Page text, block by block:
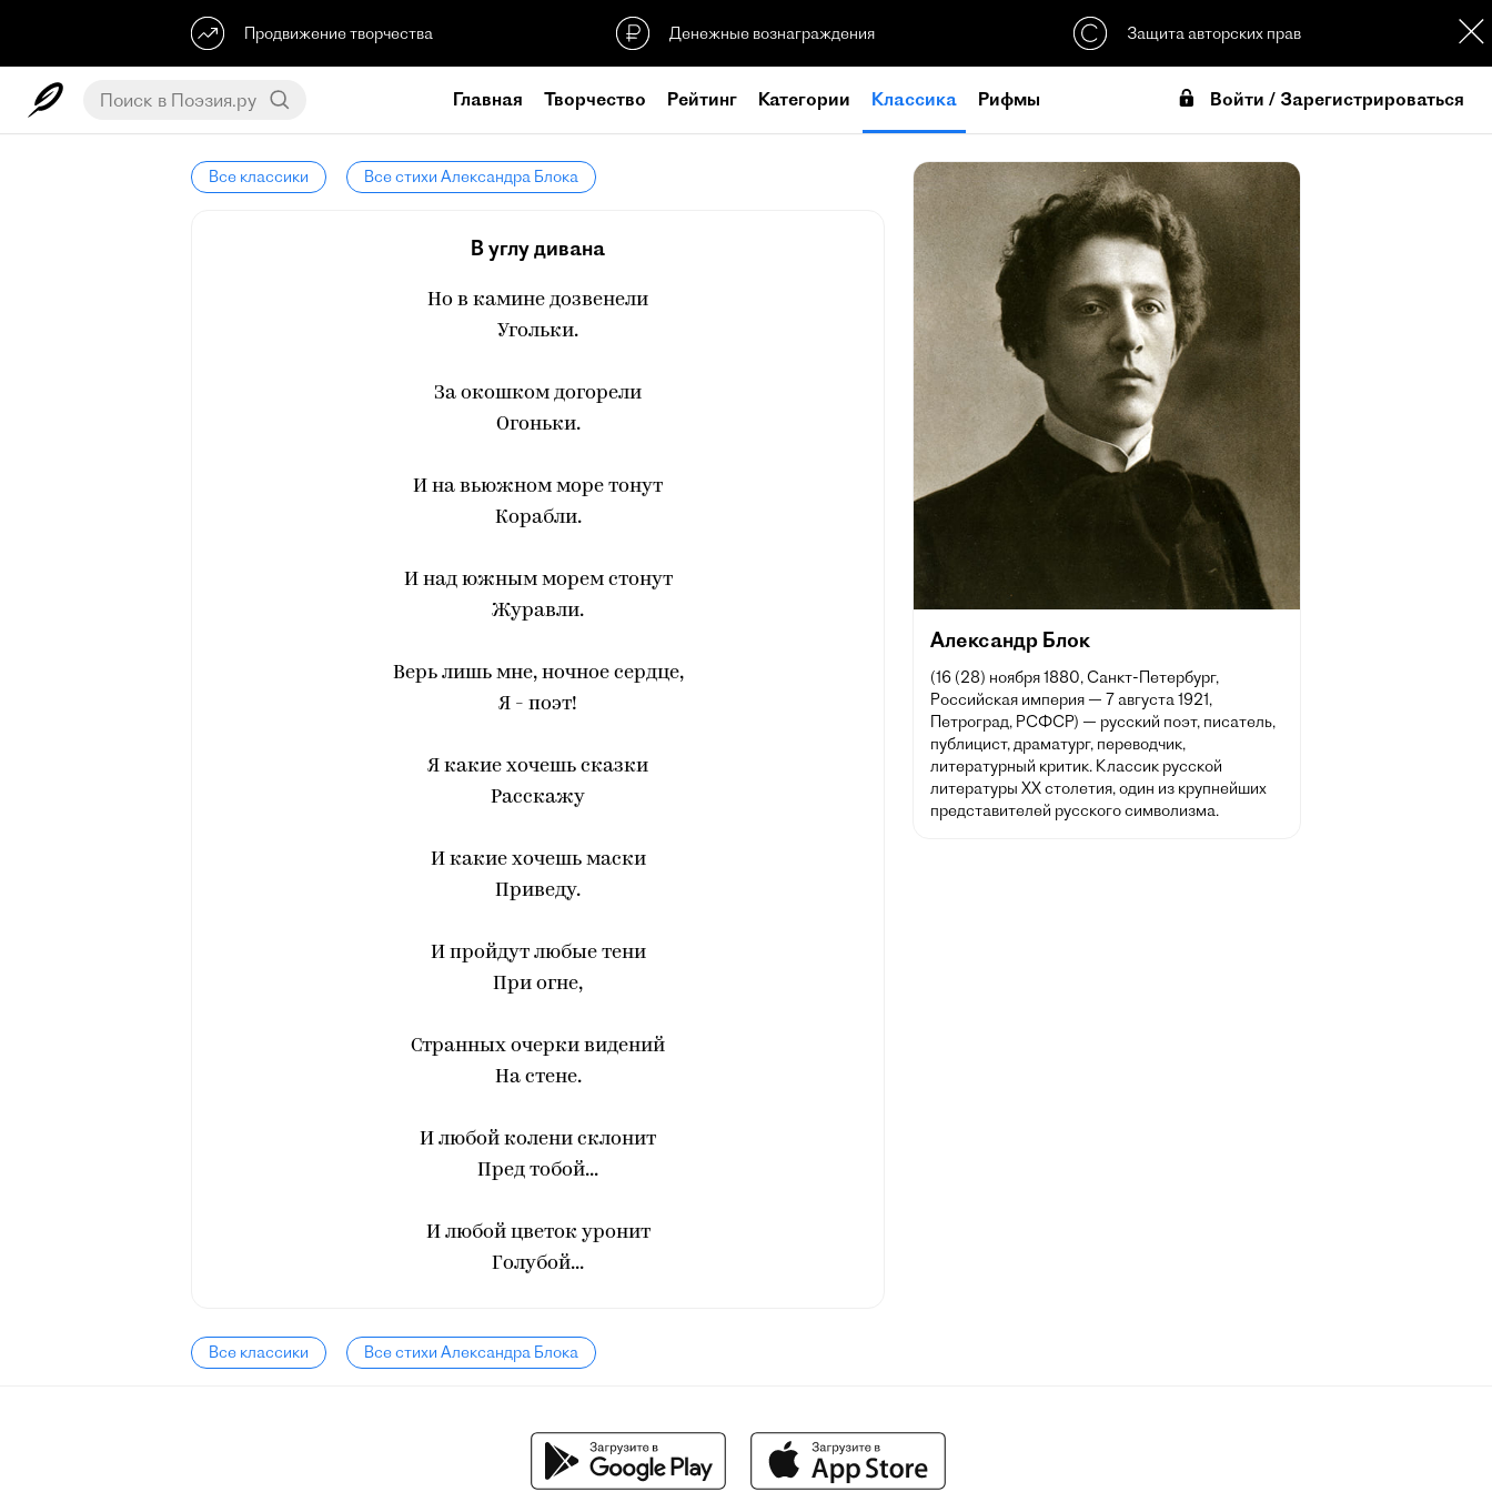
Продвижение творчества Денежные вознаграждения Защита авторских прав
Главная Творчество Рейтинг Категории Классика Рифмы Войти / Зарегистрироваться
Все классики Все стихи Александра Блока
В углу дивана
Но в камине дозвенели
Угольки.
За окошком догорели
Огоньки.
И на вьюжном море тонут
Корабли.
И над южным морем стонут
Журавли.
Верь лишь мне, ночное сердце,
Я - поэт!
Я какие хочешь сказки
Расскажу
И какие хочешь маски
Приведу.
И пройдут любые тени
При огне,
Странных очерки видений
На стене.
И любой колени склонит
Пред тобой...
И любой цветок уронит
Голубой...
Все классики Все стихи Александра Блока
Александр Блок
(16 (28) ноября 1880, Санкт-Петербург,
Российская империя — 7 августа 1921,
Петроград, РСФСР) — русский поэт, писатель,
публицист, драматург, переводчик,
литературный критик. Классик русской
литературы XX столетия, один из крупнейших
представителей русского символизма.